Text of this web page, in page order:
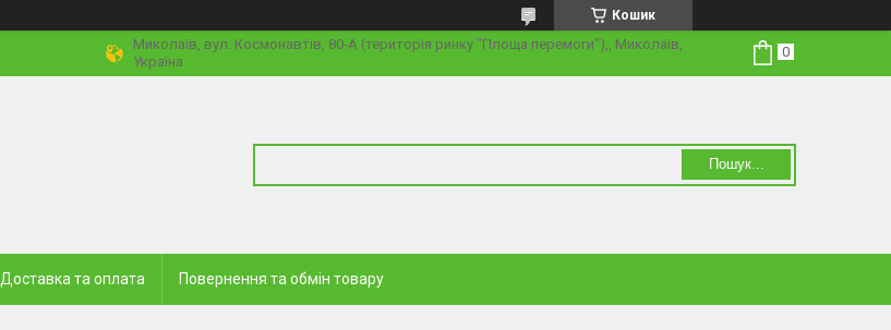
Кошик
Миколаїв, вул. Космонавтів, 80-А (територія ринку "Площа перемоги"),, Миколаїв,
Україна
Пошук...
Доставка та оплата Повернення та обмін товару